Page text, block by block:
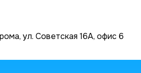
ул. Советская 16А, офис 6